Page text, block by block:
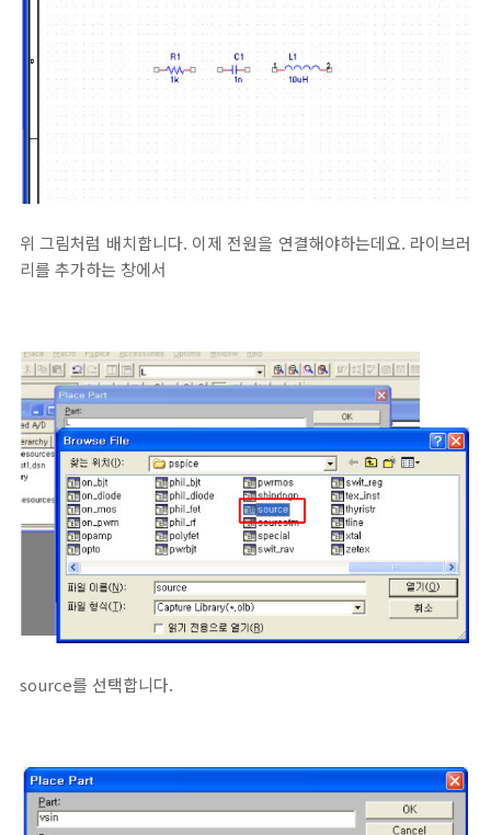
위 그림처럼 배치합니다. 이제 전원을 연결해야하는데요. 라이브러
리를 추가하는 창에서
source를 선택합니다.